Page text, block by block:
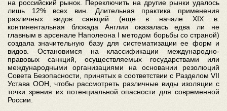
на российский рынок. Переключить на другие рынки удалось
лишь 12% всех вин. Длительная практика применения
различных видов санкций (еще в начале XIX в.
континентальная блокада Англии оказалась едва ли не
главным в арсенале Наполеона I методом борьбы со страной)
создала значительную базу для систематизации ее форм и
видов. Остановимся на классификации международно-
правовых санкций, осуществляемых государствами или
международными организациями на основании резолюций
Совета Безопасности, принятых в соответствии с Разделом VII
Устава ООН, чтобы рассмотреть различные виды изоляции с
точки зрения их потенциальной опасности для современной
России.